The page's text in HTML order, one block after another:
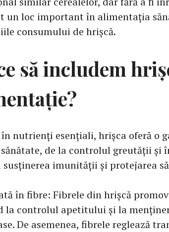
un loc important în alimentația
consumului de hrișcă.
să includem
nutrienți esențiali, hrișca oferă o
de la controlul greutății și
susținerea imunității și protejarea
în fibre: Fibrele din hrișcă
la controlul apetitului și la
De asemenea, fibrele reglează